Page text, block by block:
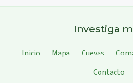
Investiga
Inicio Mapa Cuevas
Contacto